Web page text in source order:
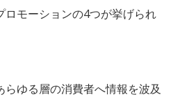
ロモーションの4つが挙げられ
ゆる層の消費者へ情報を波及